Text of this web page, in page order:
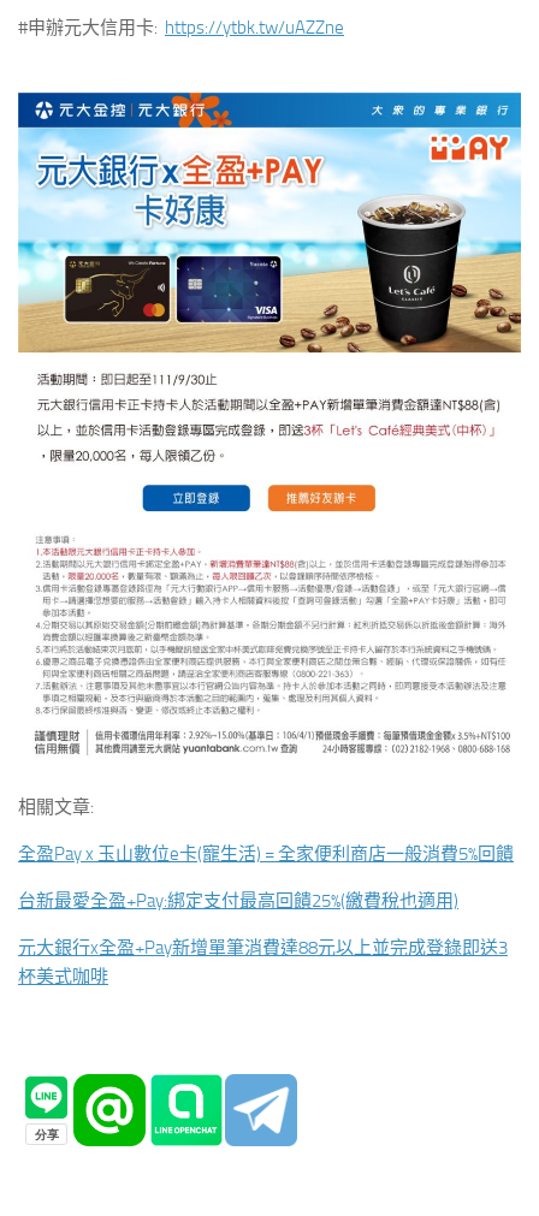
#申辦元大信用卡: https://ytbk.tw/uAZZne
相關文章:
全盈Pay x 玉山數位e卡(寵生活) = 全家便利商店一般消費5%回饋
台新最愛全盈+Pay:綁定支付最高回饋25%(繳費稅也適用)
元大銀行x全盈+Pay新增單筆消費達88元以上並完成登錄即送3
杯美式咖啡